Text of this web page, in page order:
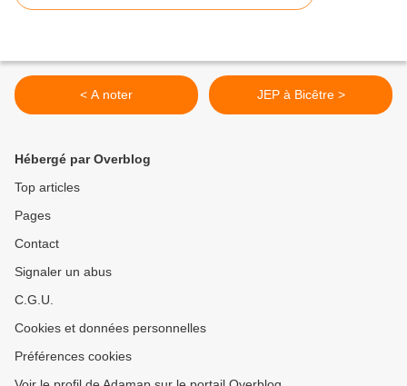
< A noter JEP à Bicêtre >
Hébergé par Overblog
Top articles
Pages
Contact
Signaler un abus
C.G.U.
Cookies et données personnelles
Préférences cookies